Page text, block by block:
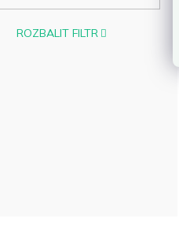
ROZBALIT FILTR